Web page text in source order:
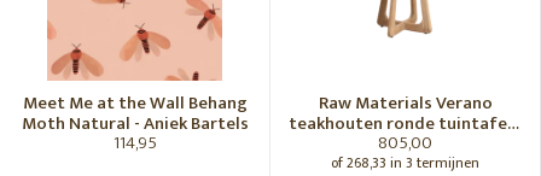
Meet Me at the Wall Behang
Moth Natural - Aniek Bartels
114,95
Raw Materials Verano
teakhouten ronde tuintafel -
Ø100 cm
805,00
of 268,33 in 3 termijnen